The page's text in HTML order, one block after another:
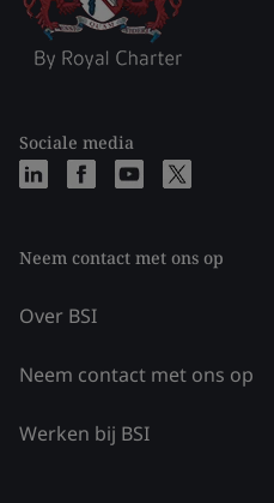
Sociale media
Neem contact met ons op
Over BSI
Neem contact met ons op
Werken bij BSI